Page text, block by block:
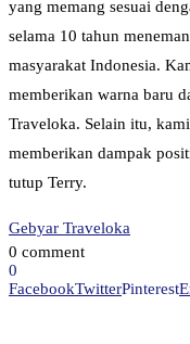
yang memang sesuai
selama 10 tahun
masyarakat Indonesia.
memberikan warna baru
Traveloka. Selain itu,
memberikan dampak
tutup Terry.
Gebyar Traveloka
0 comment
0
FacebookTwitterPinterest